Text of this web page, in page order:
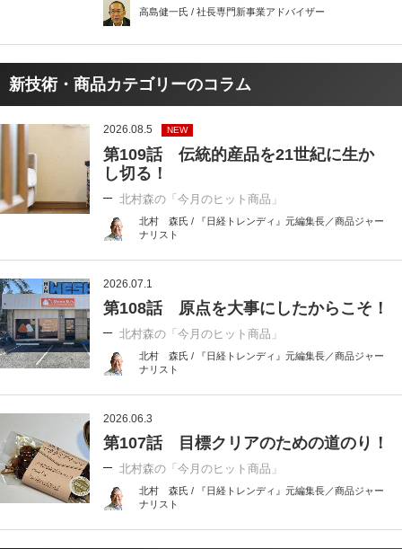
高島健一氏 / 社長専門新事業アドバイザー
新技術・商品カテゴリーのコラム
2026.08.5 NEW
第109話 伝統的産品を21世紀に生か
し切る！
北村森の「今月のヒット商品」
北村 森氏 / 『日経トレンディ』元編集長／商品ジャー
ナリスト
2026.07.1
第108話 原点を大事にしたからこそ！
北村森の「今月のヒット商品」
北村 森氏 / 『日経トレンディ』元編集長／商品ジャー
ナリスト
2026.06.3
第107話 目標クリアのための道のり！
北村森の「今月のヒット商品」
北村 森氏 / 『日経トレンディ』元編集長／商品ジャー
ナリスト